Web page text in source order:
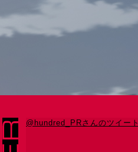
@hundred_PRさんのツイート